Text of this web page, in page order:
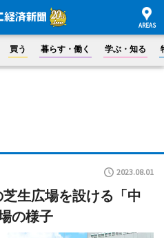
買う 暮らす・働く 学ぶ・知る
2023.08.01
生広場を設ける「中
の様子